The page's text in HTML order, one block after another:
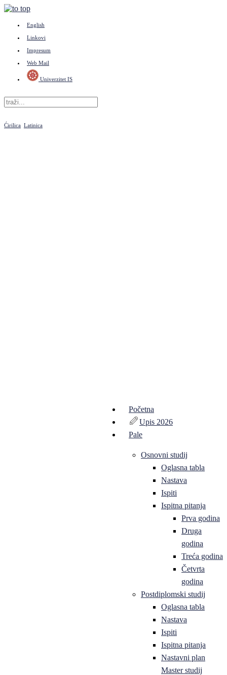
English
Linkovi
Impresum
Web Mail
Univerzitet IS
Ćirilica Latinica
Početna
Upis 2026
Pale
Osnovni studij
Oglasna tabla
Nastava
Ispiti
Ispitna pitanja
Prva godina
Druga
godina
Treća godina
Četvrta
godina
Postdiplomski studij
Oglasna tabla
Nastava
Ispiti
Ispitna pitanja
Nastavni plan
Master studij